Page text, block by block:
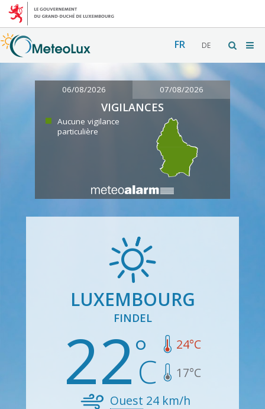
FR DE
06/08/2026 07/08/2026
VIGILANCES
Aucune vigilance
particulière
LUXEMBOURG
FINDEL
22 24°C
17°C
Ouest 24 km/h